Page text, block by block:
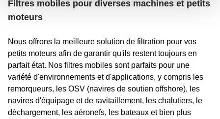
Filtres mobiles pour diverses machines et petits
moteurs
Nous offrons la meilleure solution de filtration pour vos
petits moteurs afin de garantir qu'ils restent toujours en
parfait état. Nos filtres mobiles sont parfaits pour une
variété d'environnements et d'applications, y compris les
remorqueurs, les OSV (navires de soutien offshore), les
navires d'équipage et de ravitaillement, les chalutiers, le
déchargement, les aéronefs, les bateaux et bien plus